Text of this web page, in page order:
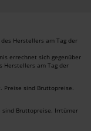
Herstellers am Tag der
errechnet sich gegenüber
Herstellers am Tag der
Preise sind Bruttopreise.
sind Bruttopreise. Irrtümer